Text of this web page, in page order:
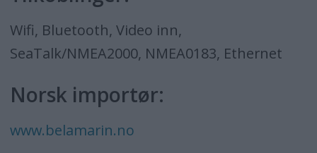
Wifi, Bluetooth, Video inn,
SeaTalk/NMEA2000, NMEA0183, Ethernet
Norsk importør:
www.belamarin.no